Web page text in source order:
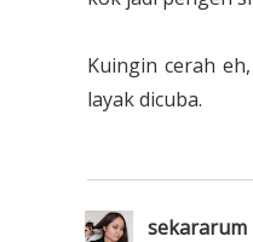
Kuingin cerah
layak dicuba.
sekararum